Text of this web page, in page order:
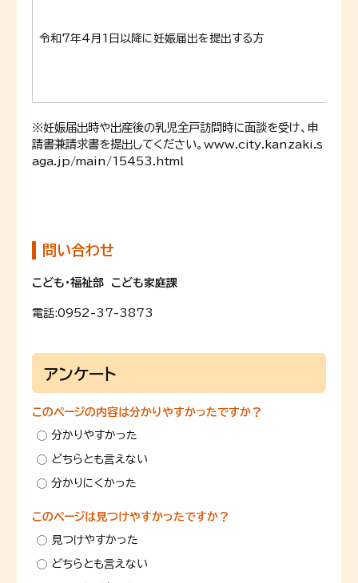
令和7年4月1日以降に妊娠届出を提出する方
※妊娠届出時や出産後の乳児全戸訪問時に面談を受け、申
請書兼請求書を提出してください。www.city.kanzaki.s
aga.jp/main/15453.html
問い合わせ
こども・福祉部 こども家庭課
電話:0952-37-3873
アンケート
このページの内容は分かりやすかったですか？
分かりやすかった
どちらとも言えない
分かりにくかった
このページは見つけやすかったですか？
見つけやすかった
どちらとも言えない